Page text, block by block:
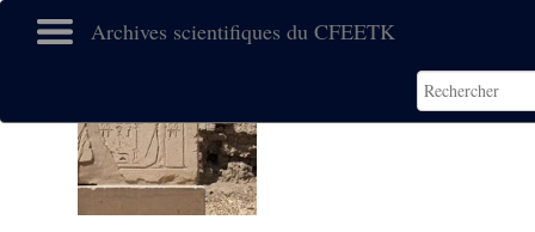
Archives scientifiques du CFEETK